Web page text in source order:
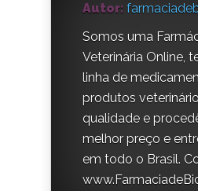
Autor:
Somos uma
Veterinária Online,
linha de
produtos
qualidade e
melhor preço e
em todo o Brasil.